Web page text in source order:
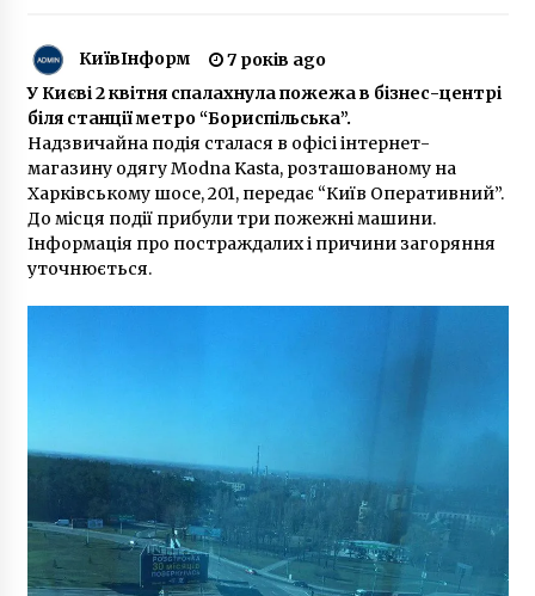
Полиция изъяла целый арсенал на
столичных Березняках
10 років ago
Проезд в киевских маршрутках может
подорожать до 8 гривен
10 років ago
до фіналу
6 років ago
Китайсько-російська компанія розробила
оптоволоконний кабель, посилений
кевларом
1 рік ago
КиївІнформ
7 років ago
У Києві 2 квітня спалахнула пожежа в бізнес-центрі
біля станції метро “Бориспільська”.
Надзвичайна подія сталася в офісі інтернет-
магазину одягу Modna Kasta, розташованому на
Харківському шосе, 201, передає “Київ Оперативний”.
До місця події прибули три пожежні машини.
Інформація про постраждалих і причини загоряння
уточнюється.